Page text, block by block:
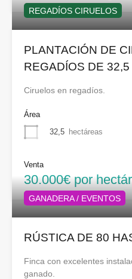
REGADÍOS CIRUELOS
PLANTACIÓN DE
REGADÍOS DE
Ciruelos en regadíos.
Área
32,5 hectáreas
Venta
30.000€ por
GANADERA / EVENTOS
RÚSTICA DE 80
Finca con excelentes
ganado.